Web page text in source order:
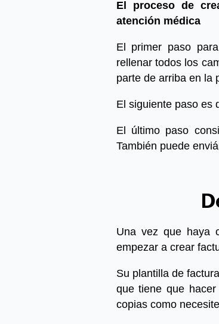
El proceso de
atención médica
El primer paso
rellenar todos los
parte de arriba en la
El siguiente paso es
El último paso
También puede
Una vez que haya
empezar a crear
Su plantilla de
que tiene que
copias como